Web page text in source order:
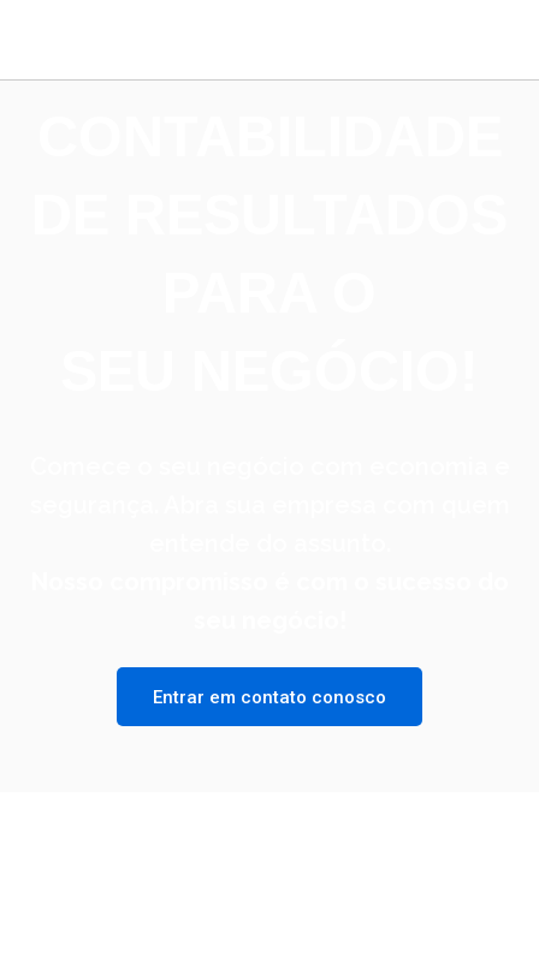
Entrar em contato conosco